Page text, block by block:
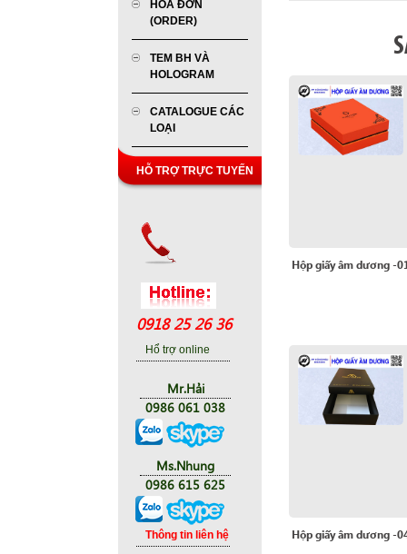
HOÁ ĐƠN
(ORDER)
TEM BH VÀ
HOLOGRAM
CATALOGUE CÁC
LOẠI
HỖ TRỢ TRỰC TUYẾN
0918 25 26 36
Hổ trợ online
Mr.Hải
0986 061 038
Ms.Nhung
0986 615 625
Thông tin liên hệ
Hộp giấy âm dương -
Hộp giấy âm dương -